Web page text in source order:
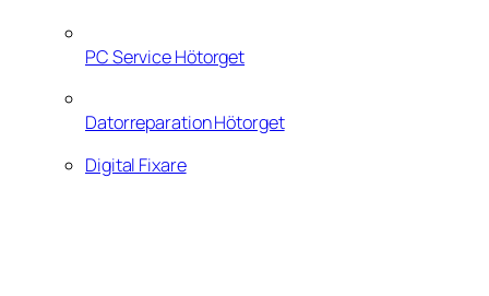
PC Service Hötorget
Datorreparation Hötorget
Digital Fixare